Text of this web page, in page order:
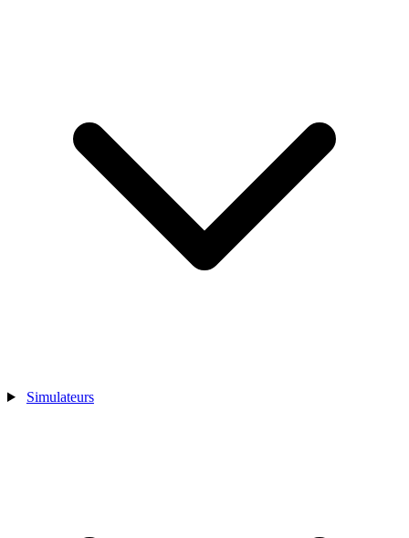
Simulateurs